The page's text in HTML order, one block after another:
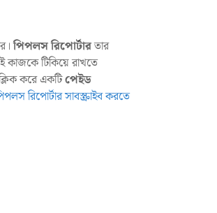
পিপলস রিপোর্টারতার
কাজকে টিকিয়ে রাখতে
করে একটিপেইড
রিপোর্টার সাবস্ক্রাইব করতে